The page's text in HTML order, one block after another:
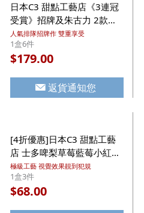
日本C3 甜點工藝店《3連冠
受賞》招牌及朱古力 2款口
味 焗Tiramisu蛋糕禮盒 (1盒
6件)【市集世界 - 日本市
集】
人氣排隊招牌作 雙重享受
1盒6件
$179.00
返貨通知您
[4折優惠]日本C3 甜點工藝
店 士多啤梨草莓藍莓小紅莓
白朱古力忌廉 曲奇酥餅禮盒
(1盒3件)(838)【市集世界 -
日本市集】
極級工藝 視覺效果靚到犯規
1盒3件
$68.00